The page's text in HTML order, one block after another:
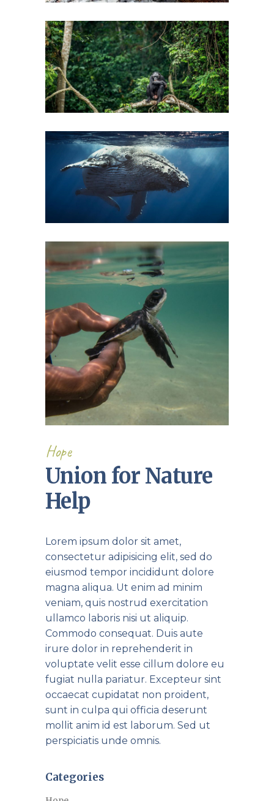
Hope
Union for Nature
Help
Lorem ipsum dolor sit amet,
consectetur adipisicing elit, sed do
eiusmod tempor incididunt dolore
magna aliqua. Ut enim ad minim
veniam, quis nostrud exercitation
ullamco laboris nisi ut aliquip.
Commodo consequat. Duis aute
irure dolor in reprehenderit in
voluptate velit esse cillum dolore eu
fugiat nulla pariatur. Excepteur sint
occaecat cupidatat non proident,
sunt in culpa qui officia deserunt
mollit anim id est laborum. Sed ut
perspiciatis unde omnis.
Categories